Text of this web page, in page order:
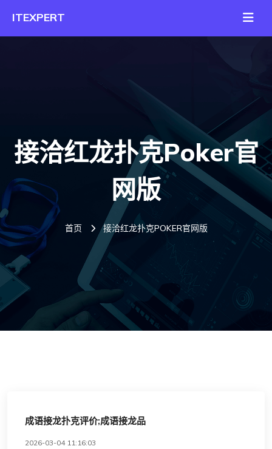
接洽红龙扑克poker官
网版
首页 接洽红龙扑克POKER官网版
成语接龙扑克评价;成语接龙品
2026-03-04 11:16:03